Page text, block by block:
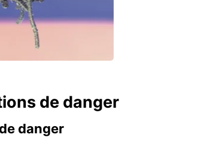
de danger
danger